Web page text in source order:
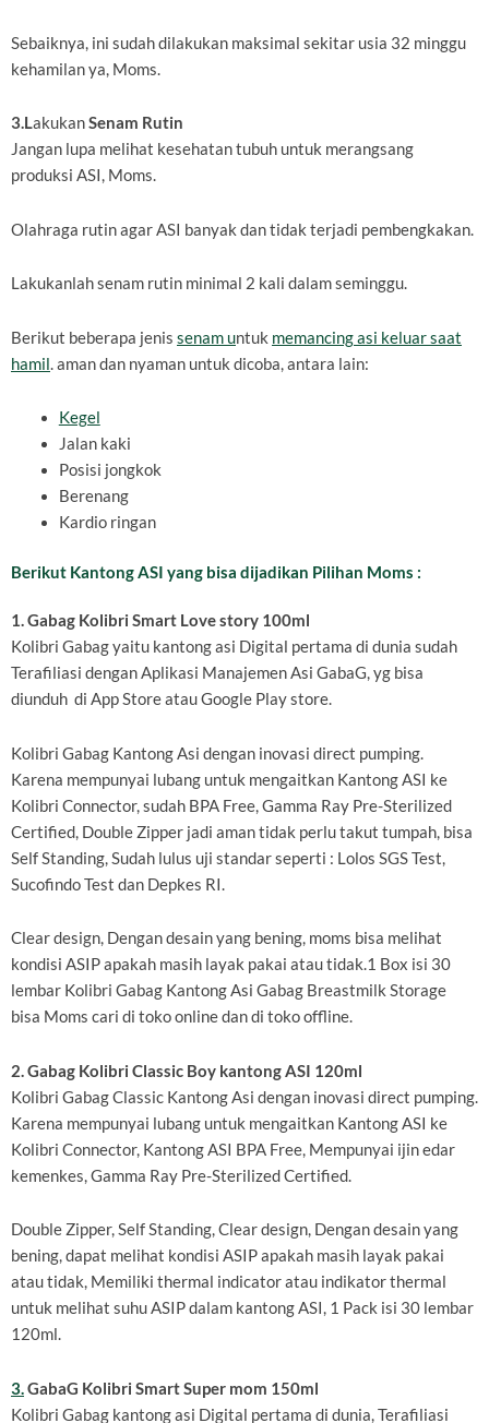
Sebaiknya, ini sudah dilakukan maksimal sekitar usia 32 minggu
kehamilan ya, Moms.
3.LakukanSenam Rutin
Jangan lupa melihat kesehatan tubuh untuk merangsang
produksi ASI, Moms.
Olahraga rutin agar ASI banyak dan tidak terjadi pembengkakan.
Lakukanlah senam rutin minimal 2 kali dalam seminggu.
Berikut beberapa jenis senam untuk memancing asi keluar saat
hamil. aman dan nyaman untuk dicoba, antara lain:
Kegel
Jalan kaki
Posisi jongkok
Berenang
Kardio ringan
Berikut Kantong ASI yang bisa dijadikan Pilihan Moms :
1. Gabag Kolibri Smart Love story 100ml
Kolibri Gabag yaitu kantong asi Digital pertama di dunia sudah
Terafiliasi dengan Aplikasi Manajemen Asi GabaG, yg bisa
diunduh di App Store atau Google Play store.
Kolibri Gabag Kantong Asi dengan inovasi direct pumping.
Karena mempunyai lubang untuk mengaitkan Kantong ASI ke
Kolibri Connector, sudah BPA Free, Gamma Ray Pre-Sterilized
Certified, Double Zipper jadi aman tidak perlu takut tumpah, bisa
Self Standing, Sudah lulus uji standar seperti : Lolos SGS Test,
Sucofindo Test dan Depkes RI.
Clear design, Dengan desain yang bening, moms bisa melihat
kondisi ASIP apakah masih layak pakai atau tidak.1 Box isi 30
lembar Kolibri Gabag Kantong Asi Gabag Breastmilk Storage
bisa Moms cari di toko online dan di toko offline.
2. Gabag Kolibri Classic Boy kantong ASI 120ml
Kolibri Gabag Classic Kantong Asi dengan inovasi direct pumping.
Karena mempunyai lubang untuk mengaitkan Kantong ASI ke
Kolibri Connector, Kantong ASI BPA Free, Mempunyai ijin edar
kemenkes, Gamma Ray Pre-Sterilized Certified.
Double Zipper, Self Standing, Clear design, Dengan desain yang
bening, dapat melihat kondisi ASIP apakah masih layak pakai
atau tidak, Memiliki thermal indicator atau indikator thermal
untuk melihat suhu ASIP dalam kantong ASI, 1 Pack isi 30 lembar
120ml.
3.GabaG Kolibri Smart Super mom 150ml
Kolibri Gabag kantong asi Digital pertama di dunia, Terafiliasi